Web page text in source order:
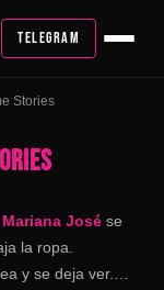
TELEGRAM
Stories
Mariana José se
la ropa.
y se deja ver.